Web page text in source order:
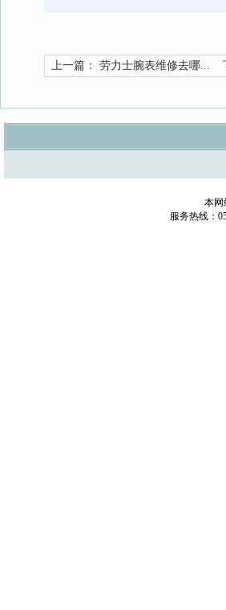
上一篇： 劳力士腕表维修去哪...
本网
服务热线：